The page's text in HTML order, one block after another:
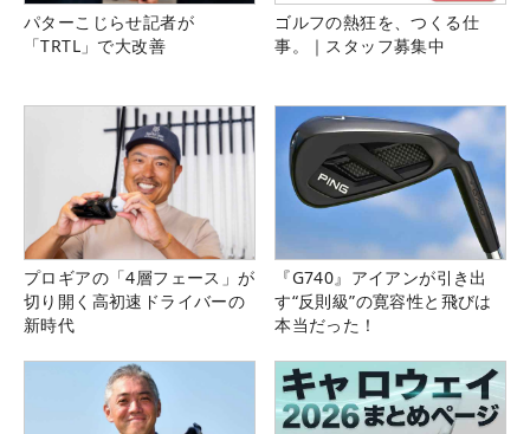
パターこじらせ記者が
「TRTL」で大改善
ゴルフの熱狂を、つくる仕
事。｜スタッフ募集中
プロギアの「4層フェース」が
切り開く高初速ドライバーの
新時代
『G740』アイアンが引き出
す“反則級”の寛容性と飛びは
本当だった！